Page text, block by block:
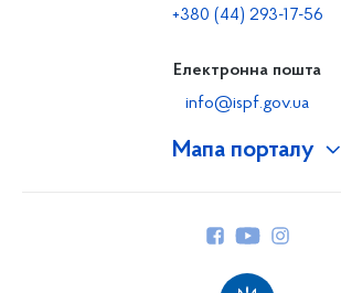
Мапа порталу
+380 (44) 293-17-56
Електронна пошта
info@ispf.gov.ua